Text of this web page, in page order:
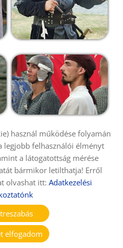
elfogadom
használ működése folyamán
legjobb felhasználói élményt
a látogatottság mérése
bármikor letilthatja! Erről
olvashat itt: Adatkezelési